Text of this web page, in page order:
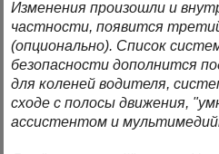
Изменения произошли и
частности, появится
(опционально). Список
безопасности дополнится
для коленей водителя,
сходе с полосы движения,
ассистентом и